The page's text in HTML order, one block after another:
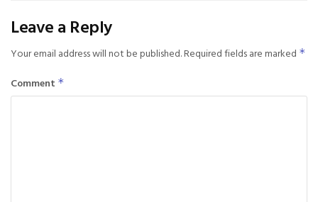
Leave a Reply
Your email address will not be published.Required fields are marked *
Comment *